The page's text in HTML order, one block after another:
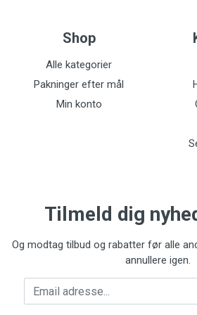
Shop
Alle kategorier
Pakninger efter mål
Min konto
Tilmeld dig
Og modtag tilbud og rabatter før alle
annullere igen.
Email adresse